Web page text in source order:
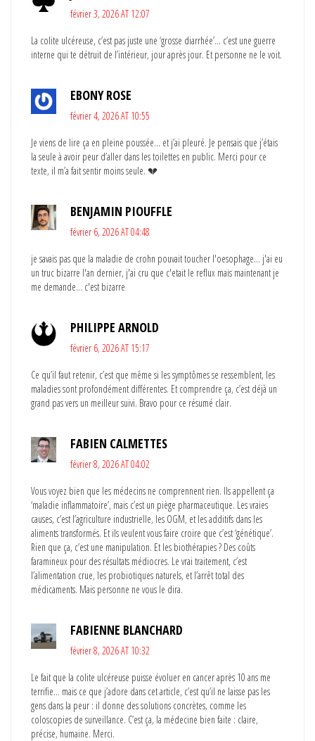
février 3, 2026 AT 12:07
La colite ulcéreuse, c’est pas juste une ‘grosse diarrhée’… c’est une guerre
interne qui te détruit de l’intérieur, jour après jour. Et personne ne le voit.
EBONY ROSE
février 4, 2026 AT 10:55
Je viens de lire ça en pleine poussée… et j’ai pleuré. Je pensais que j’étais
la seule à avoir peur d’aller dans les toilettes en public. Merci pour ce
texte, il m’a fait sentir moins seule. 💔
BENJAMIN PIOUFFLE
février 6, 2026 AT 04:48
je savais pas que la maladie de crohn pouvait toucher l'oesophage... j'ai eu
un truc bizarre l'an dernier, j'ai cru que c'etait le reflux mais maintenant je
me demande... c'est bizarre
PHILIPPE ARNOLD
février 6, 2026 AT 15:17
Ce qu’il faut retenir, c’est que même si les symptômes se ressemblent, les
maladies sont profondément différentes. Et comprendre ça, c’est déjà un
grand pas vers un meilleur suivi. Bravo pour ce résumé clair.
FABIEN CALMETTES
février 8, 2026 AT 04:02
Vous voyez bien que les médecins ne comprennent rien. Ils appellent ça
‘maladie inflammatoire’, mais c’est un piège pharmaceutique. Les vraies
causes, c’est l’agriculture industrielle, les OGM, et les additifs dans les
aliments transformés. Et ils veulent vous faire croire que c’est ‘génétique’.
Rien que ça, c’est une manipulation. Et les biothérapies ? Des coûts
faramineux pour des résultats médiocres. Le vrai traitement, c’est
l’alimentation crue, les probiotiques naturels, et l’arrêt total des
médicaments. Mais personne ne vous le dira.
FABIENNE BLANCHARD
février 8, 2026 AT 10:32
Le fait que la colite ulcéreuse puisse évoluer en cancer après 10 ans me
terrifie… mais ce que j’adore dans cet article, c’est qu’il ne laisse pas les
gens dans la peur : il donne des solutions concrètes, comme les
coloscopies de surveillance. C’est ça, la médecine bien faite : claire,
précise, humaine. Merci.